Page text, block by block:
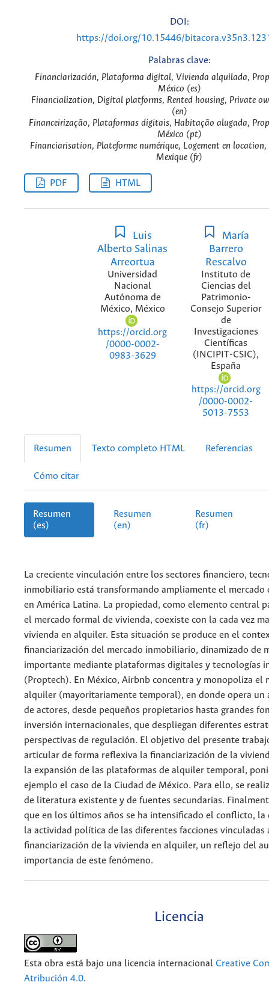
DOI:
https://doi.org/10.15446/
Palabras clave:
Financiarización, Plataforma digital, Vivienda alquilada,
México (es)
Financialization, Digital platforms, Rented housing, Private
(en)
Financeirização, Plataformas digitais, Habitação alugada,
México (pt)
Financiarisation, Plateforme numérique, Logement en location,
Mexique (fr)
PDF HTML
Luis
Alberto Salinas
Arreortua
Universidad
Nacional
Autónoma de
México, México
https://orcid.org
/0000-0002-
0983-3629
María
Barrero
Rescalvo
Instituto de
Ciencias del
Patrimonio-
Consejo Superior
de
Investigaciones
Científicas
(INCIPIT-CSIC),
España
https://orcid.org
/0000-0002-
5013-7553
Resumen Texto completo HTML Referencias
Cómo citar
Resumen
(es)
Resumen
(en)
Resumen
(fr)
La creciente vinculación entre los sectores financiero,
inmobiliario está transformando ampliamente el mercado
en América Latina. La propiedad, como elemento central
el mercado formal de vivienda, coexiste con la cada vez
vivienda en alquiler. Esta situación se produce en el
financiarización del mercado inmobiliario, dinamizado de
importante mediante plataformas digitales y tecnologías
(Proptech). En México, Airbnb concentra y monopoliza el
alquiler (mayoritariamente temporal), en donde opera un
de actores, desde pequeños propietarios hasta grandes
inversión internacionales, que despliegan diferentes
perspectivas de regulación. El objetivo del presente
articular de forma reflexiva la financiarización de la
la expansión de las plataformas de alquiler temporal,
ejemplo el caso de la Ciudad de México. Para ello, se
de literatura existente y de fuentes secundarias.
que en los últimos años se ha intensificado el conflicto, la
la actividad política de las diferentes facciones vinculadas
financiarización de la vivienda en alquiler, un reflejo del
importancia de este fenómeno.
Licencia
Esta obra está bajo una licencia internacional Creative
Atribución 4.0.